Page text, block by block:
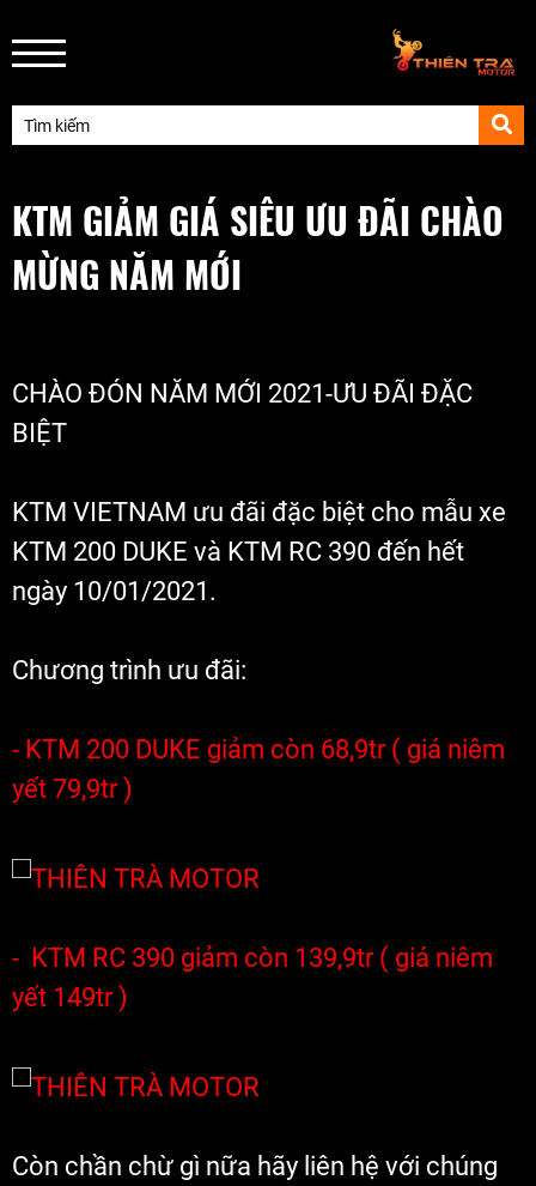
KTM GIẢM GIÁ SIÊU ƯU ĐÃI CHÀO
MỪNG NĂM MỚI
CHÀO ĐÓN NĂM MỚI 2021-ƯU ĐÃI ĐẶC
BIỆT
KTM VIETNAM ưu đãi đặc biệt cho mẫu xe
KTM 200 DUKE và KTM RC 390 đến hết
ngày 10/01/2021.
Chương trình ưu đãi:
- KTM 200 DUKE giảm còn 68,9tr ( giá niêm
yết 79,9tr )
-  KTM RC 390 giảm còn 139,9tr ( giá niêm
yết 149tr )
Còn chần chừ gì nữa hãy liên hệ với chúng